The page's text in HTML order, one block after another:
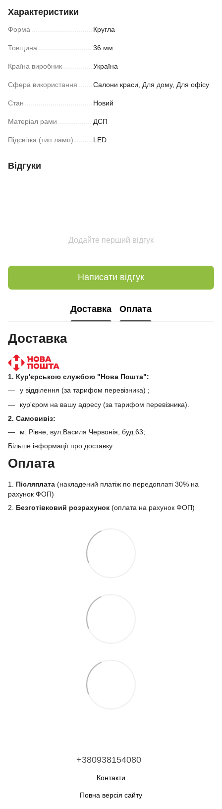
Характеристики
Форма Кругла
Товщина 36 мм
Країна виробник Україна
Сфера використання Салони краси, Для дому, Для офісу
Стан Новий
Матеріал рами ДСП
Підсвітка (тип ламп) LED
Відгуки
Додайте перший відгук
Написати відгук
Доставка Оплата
Доставка
1. Кур'єрською службою "Нова Пошта":
у відділення (за тарифом перевізника) ;
кур'єром на вашу адресу (за тарифом перевізника).
2. Самовивіз:
м. Рівне, вул.Василя Червонія, буд.63;
Більше інформації про доставку
Оплата
1. Післяплата (накладений платіж по передоплаті 30% на
рахунок ФОП)
2. Безготівковий розрахунок (оплата на рахунок ФОП)
+380938154080
Контакти
Повна версія сайту